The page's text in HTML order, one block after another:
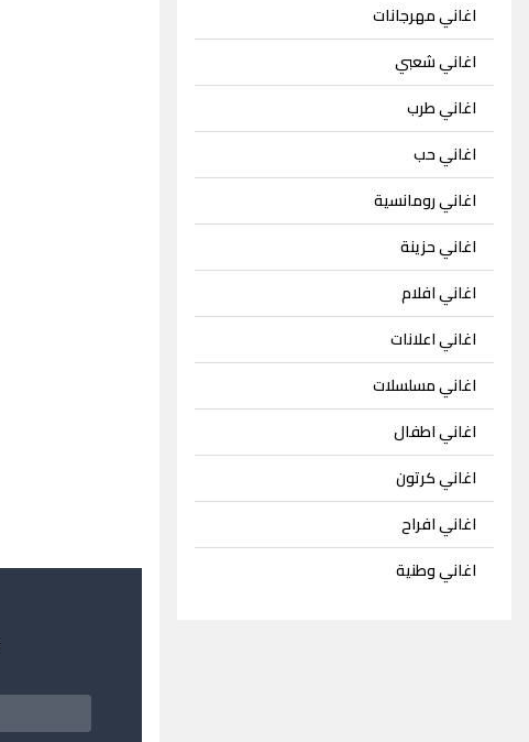
اغاني مهرجانات
اغاني شعبي
اغاني طرب
اغاني حب
اغاني رومانسية
اغاني حزينة
اغاني افلام
اغاني اعلانات
اغاني مسلسلات
اغاني اطفال
اغاني كرتون
اغاني افراح
اغاني وطنية